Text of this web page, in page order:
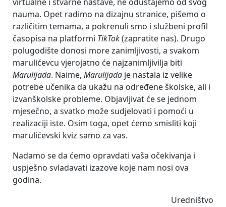
nauma. Opet radimo na dizajnu stranice, pišemo o
različitim temama, a pokrenuli smo i službeni profil
časopisa na platformi TikTok(zapratite nas). Drugo
polugodište donosi more zanimljivosti, a svakom
marulićevcu vjerojatno će najzanimljivilja biti
Marulijada. Naime, Marulijada je nastala iz velike
potrebe učenika da ukažu na određene školske, ali i
izvanškolske probleme. Objavljivat će se jednom
mjesečno, a svatko može sudjelovati i pomoći u
realizaciji iste. Osim toga, opet ćemo smisliti koji
marulićevski kviz samo za vas.
Nadamo se da ćemo opravdati vaša očekivanja i
uspješno svladavati izazove koje nam nosi ova
godina.
Uredništvo